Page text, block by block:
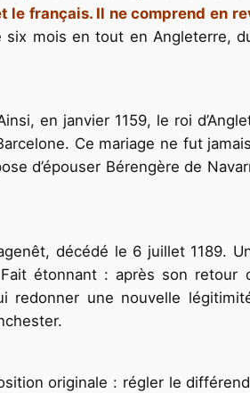
français. Il ne comprend en
mois en tout en Angleterre,
en janvier 1159, le roi
Ce mariage ne fut
d’épouser Bérengère de
décédé le 6 juillet 1189.
étonnant : après son retour
une nouvelle
originale : régler le